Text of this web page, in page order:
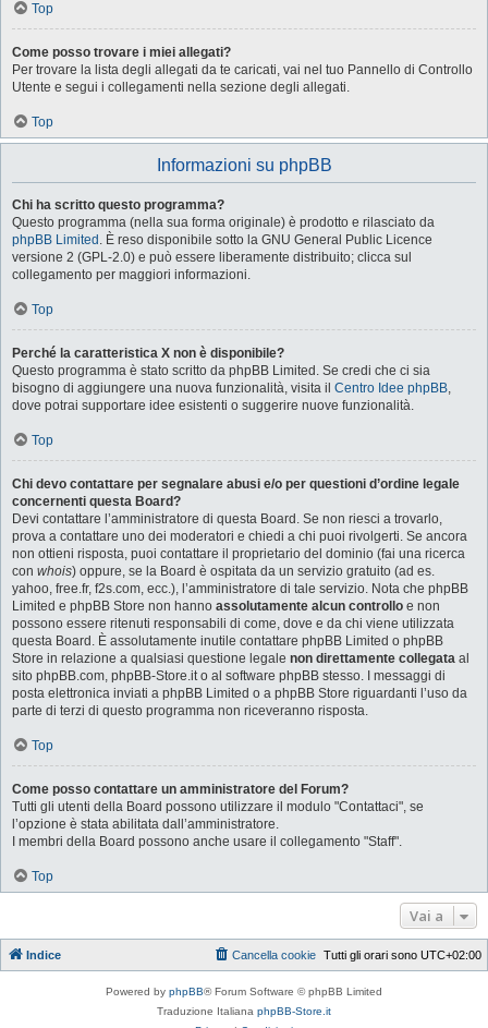
Top
Come posso trovare i miei allegati?
Per trovare la lista degli allegati da te caricati, vai nel tuo Pannello di Controllo
Utente e segui i collegamenti nella sezione degli allegati.
Top
Informazioni su phpBB
Chi ha scritto questo programma?
Questo programma (nella sua forma originale) è prodotto e rilasciato da
phpBB Limited . È reso disponibile sotto la GNU General Public Licence
versione 2 (GPL-2.0) e può essere liberamente distribuito; clicca sul
collegamento per maggiori informazioni.
Top
Perché la caratteristica X non è disponibile?
Questo programma è stato scritto da phpBB Limited. Se credi che ci sia
bisogno di aggiungere una nuova funzionalità, visita il Centro Idee phpBB,
dove potrai supportare idee esistenti o suggerire nuove funzionalità.
Top
Chi devo contattare per segnalare abusi e/o per questioni d’ordine legale
concernenti questa Board?
Devi contattare l’amministratore di questa Board. Se non riesci a trovarlo,
prova a contattare uno dei moderatori e chiedi a chi puoi rivolgerti. Se ancora
non ottieni risposta, puoi contattare il proprietario del dominio (fai una ricerca
con whois) oppure, se la Board è ospitata da un servizio gratuito (ad es.
yahoo, free.fr, f2s.com, ecc.), l’amministratore di tale servizio. Nota che phpBB
Limited e phpBB Store non hanno assolutamente alcun controllo e non
possono essere ritenuti responsabili di come, dove e da chi viene utilizzata
questa Board. È assolutamente inutile contattare phpBB Limited o phpBB
Store in relazione a qualsiasi questione legale non direttamente collegata al
sito phpBB.com, phpBB-Store.it o al software phpBB stesso. I messaggi di
posta elettronica inviati a phpBB Limited o a phpBB Store riguardanti l’uso da
parte di terzi di questo programma non riceveranno risposta.
Top
Come posso contattare un amministratore del Forum?
Tutti gli utenti della Board possono utilizzare il modulo "Contattaci", se
l’opzione è stata abilitata dall’amministratore.
I membri della Board possono anche usare il collegamento "Staff".
Top
Vai a
Indice Tutti gli orari sono UTC+02:00
Cancella cookie
Powered by phpBB® Forum Software © phpBB Limited
Traduzione Italiana phpBB-Store.it